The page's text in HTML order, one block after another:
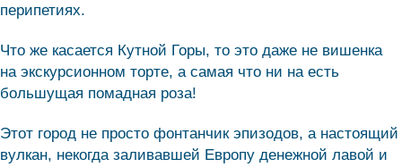
перипетиях.
Что же касается Кутной Горы, то это даже не вишенка
на экскурсионном торте, а самая что ни на есть
большущая помадная роза!
Этот город не просто фонтанчик эпизодов, а настоящий
вулкан, некогда заливавшей Европу денежной лавой и